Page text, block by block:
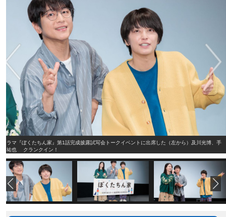
ドラマ『ぼくたちん家』第1話完成披露試写会トークイベントに出席した（左から）及川光博、手
越祐也 クランクイン！